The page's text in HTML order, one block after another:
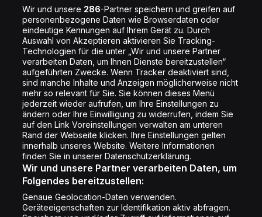
Folge uns
Jobs
Shop
Impressum
Rechtliches
Datenschutz
Cookie Liste
Cookie Einstellung
Wir und unsere 286-Partner speichern und greifen auf
personenbezogene Daten wie Browserdaten oder
eindeutige Kennungen auf Ihrem Gerät zu. Durch
Auswahl von Akzeptieren aktivieren Sie Tracking-
Technologien für die unter „Wir und unsere Partner
verarbeiten Daten, um Ihnen Dienste bereitzustellen“
aufgeführten Zwecke. Wenn Tracker deaktiviert sind,
sind manche Inhalte und Anzeigen möglicherweise nicht
mehr so relevant für Sie. Sie können dieses Menü
jederzeit wieder aufrufen, um Ihre Einstellungen zu
ändern oder Ihre Einwilligung zu widerrufen, indem Sie
auf den Link Voreinstellungen verwalten am unteren
Rand der Webseite klicken. Ihre Einstellungen gelten
innerhalb unseres Website. Weitere Informationen
finden Sie in unserer Datenschutzerklärung.
Wir und unsere Partner verarbeiten Daten, um
Folgendes bereitzustellen:
Genaue Geolocation-Daten verwenden.
Geräteeigenschaften zur Identifikation aktiv abfragen.